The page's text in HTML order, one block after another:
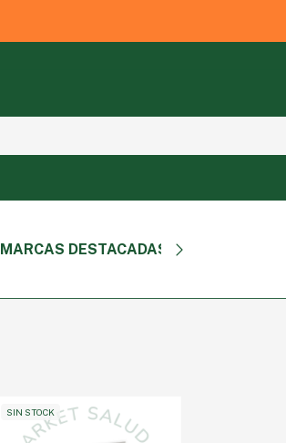
MARCAS DESTACADAS
SIN STOCK